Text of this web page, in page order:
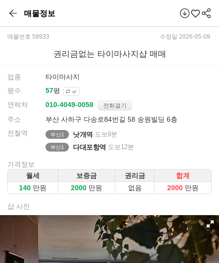
매물정보
매물번호 59933 수정일 2026-05-09
권리금없는 타이마사지샵 매매
업종
타이마사지
평수
평 ㎡
연락처 전화걸기
주소
부산 사하구 다송로84번길 58 송원빌딩 6층
전철역
부산1 낫개역 도보9분
부산1 다대포항역 도보12분
가격정보
월세
보증금 권리금
합계
만원
만원 없음 만원
샵 사진